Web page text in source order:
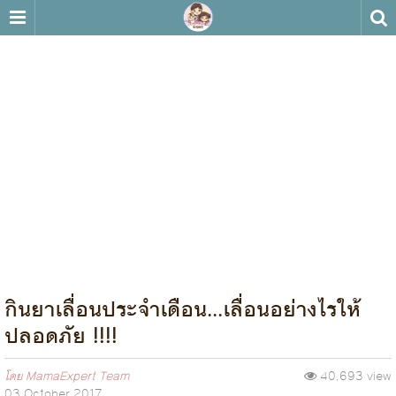
กินยาเลื่อนประจำเดือน...เลื่อนอย่างไรให้
ปลอดภัย !!!!
โดยMamaExpert Team
40,693 view